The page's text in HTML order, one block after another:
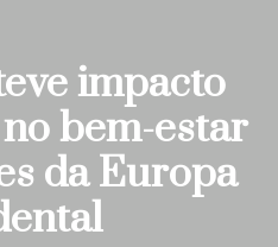
impacto
bem-estar
da Europa